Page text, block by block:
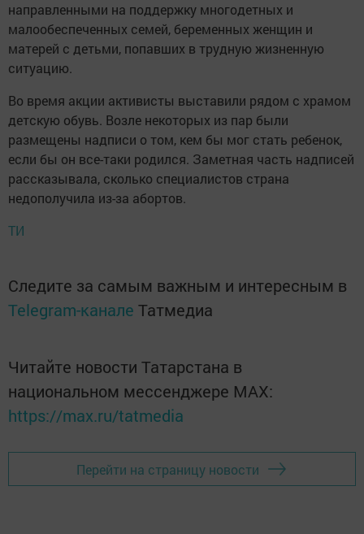
направленными на поддержку многодетных и
малообеспеченных семей, беременных женщин и
матерей с детьми, попавших в трудную жизненную
ситуацию.
Во время акции активисты выставили рядом с храмом
детскую обувь. Возле некоторых из пар были
размещены надписи о том, кем бы мог стать ребенок,
если бы он все-таки родился. Заметная часть надписей
рассказывала, сколько специалистов страна
недополучила из-за абортов.
ТИ
Следите за самым важным и интересным в
Telegram-канале Татмедиа
Читайте новости Татарстана в
национальном мессенджере MАХ:
https://max.ru/tatmedia
Перейти на страницу новости